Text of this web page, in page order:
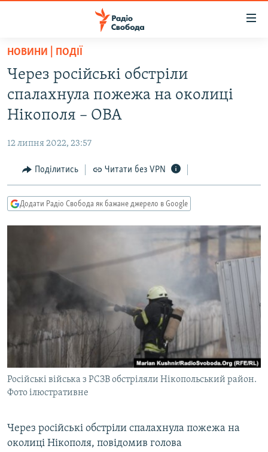
Перейти
основного
матеріалу
Перейти
до
основної
Перейти
до
пошуку
РАДІО СВОБОДА – 70 РОКІВ
ВСЕ ЗА ДОБУ
СТАТТІ
СУСПІЛЬСТВО
РОСІЙСЬКА «ФІЛЬТРАЦІЯ»
ДОНБАС.РЕАЛІЇ
ТИ ЯК?
МУЛЬТИМЕДІА
СПЕЦПРОЄКТИ
ПОДКАСТИ
КРИМ РЕАЛІЇ
РУС
КТАТ
НОВИНИ | ПОДІЇ
Через російські обстріли
спалахнула пожежа на околиці
Нікополя – ОВА
12 липня 2022, 23:57
Поділитись Читати без VPN
Додати Радіо Свобода як бажане джерело в Google
Російські війська з РСЗВ обстріляли Нікопольський район.
Фото ілюстративне
Через російські обстріли спалахнула пожежа на
околиці Нікополя, повідомив голова